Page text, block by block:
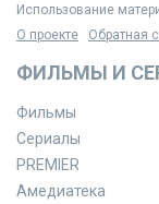
Использование
О проекте
Обратная
ФИЛЬМЫ И
Фильмы
Сериалы
PREMIER
Амедиатека